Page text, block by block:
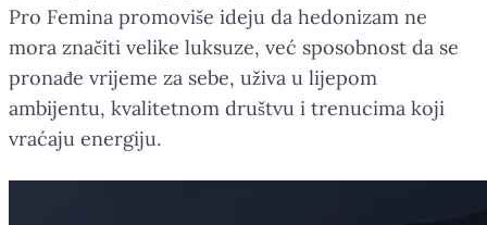
Pro Femina promoviše ideju da hedonizam ne
mora značiti velike luksuze, već sposobnost da se
pronađe vrijeme za sebe, uživa u lijepom
ambijentu, kvalitetnom društvu i trenucima koji
vraćaju energiju.